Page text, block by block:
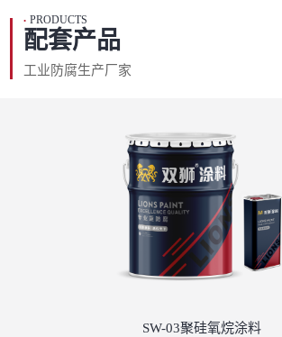
• PRODUCTS
配套产品
工业防腐生产厂家
SW-03聚硅氧烷涂料